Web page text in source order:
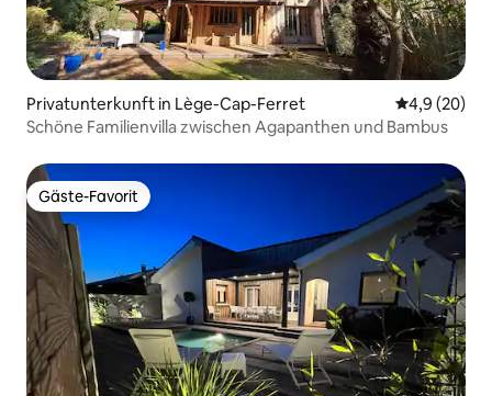
Privatunterkunft in Lège-Cap-Ferret
4,9 (20)
Schöne Familienvilla zwischen Agapanthen und Bambus
Gäste-Favorit
Gäste-Favorit